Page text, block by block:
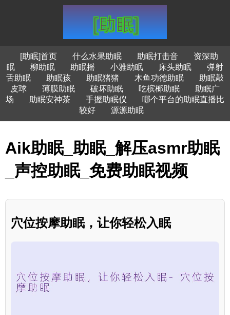
[助眠]首页 什么水果助眠 助眠打击音
资深助
眠
柳助眠 助眠摇 小雅助眠 床头助眠
弹射
舌助眠
助眠孩 助眠猪猪 木鱼功德助眠
助眠敲
皮球
薄膜助眠 破坏助眠 吃槟榔助眠
助眠广
场
助眠安神茶 手握助眠仪
哪个平台的助眠直播比
较好
源源助眠
Aik助眠_助眠_解压asmr助眠
_声控助眠_免费助眠视频
穴位按摩助眠，让你轻松入眠